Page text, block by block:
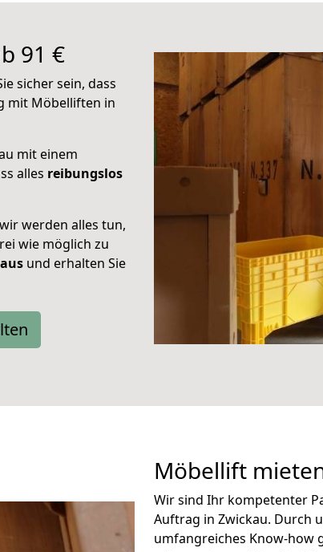
91 €
sicher sein, dass
mit Möbelliften in
mit einem
alles reibungslos
werden alles tun,
wie möglich zu
und erhalten Sie
Möbellift
Wir sind Ihr kompetenter
Auftrag in Zwickau. Durch
umfangreiches Know-how